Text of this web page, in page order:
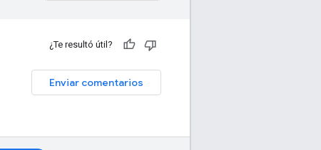
¿Te resultó útil?
Enviar comentarios